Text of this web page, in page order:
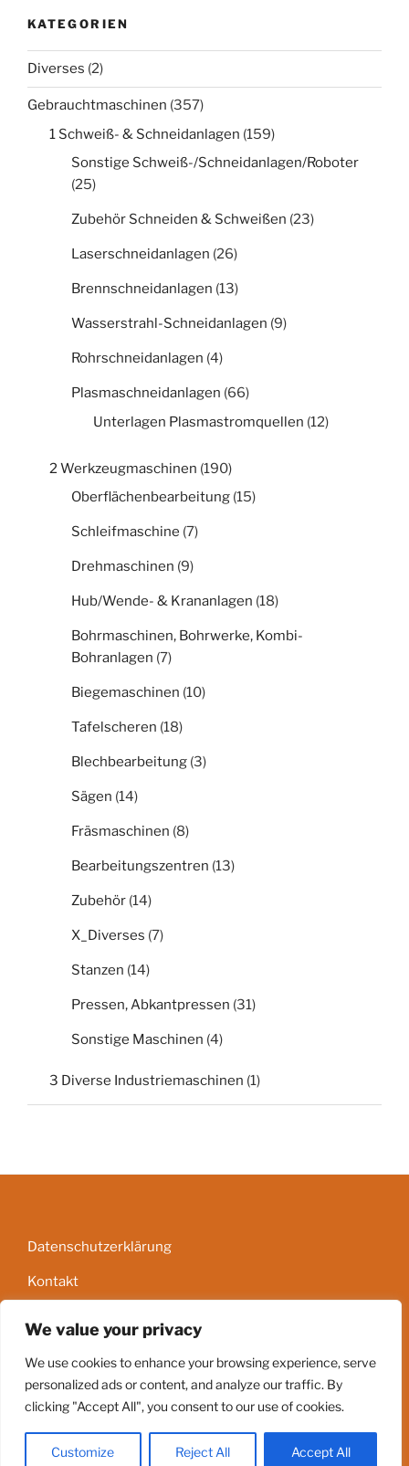
We value your privacy
We use cookies to enhance your browsing experience, serve
personalized ads or content, and analyze our traffic. By
clicking "Accept All", you consent to our use of cookies.
Customize Reject All Accept All
KATEGORIEN
Diverses (2)
Gebrauchtmaschinen (357)
1 Schweiß- & Schneidanlagen (159)
Sonstige Schweiß-/Schneidanlagen/Roboter
(25)
Zubehör Schneiden & Schweißen (23)
Laserschneidanlagen (26)
Brennschneidanlagen (13)
Wasserstrahl-Schneidanlagen (9)
Rohrschneidanlagen (4)
Plasmaschneidanlagen (66)
Unterlagen Plasmastromquellen (12)
2 Werkzeugmaschinen (190)
Oberflächenbearbeitung (15)
Schleifmaschine (7)
Drehmaschinen (9)
Hub/Wende- & Krananlagen (18)
Bohrmaschinen, Bohrwerke, Kombi-
Bohranlagen (7)
Biegemaschinen (10)
Tafelscheren (18)
Blechbearbeitung (3)
Sägen (14)
Fräsmaschinen (8)
Bearbeitungszentren (13)
Zubehör (14)
X_Diverses (7)
Stanzen (14)
Pressen, Abkantpressen (31)
Sonstige Maschinen (4)
3 Diverse Industriemaschinen (1)
Datenschutzerklärung
Kontakt
Stolz präsentiert von WordPress